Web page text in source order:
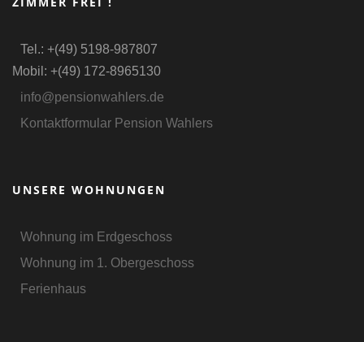
Tel.: +(49) 5198-987807
Mobil: +(49) 172-8965130
info@pensionwahlers.de
Kontaktformular Pension Wahlers
UNSERE WOHNUNGEN
Wohnung im Erdgeschoss
Wohnung im 1. Obergeschoss
Ferienhaus